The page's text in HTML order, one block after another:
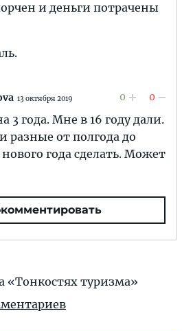
и деньги потрачены
13 октября 2019 0 0
3 года. Мне в 16 году дали.
разные от полгода до
нового года сделать. Может
«Тонкостях туризма»